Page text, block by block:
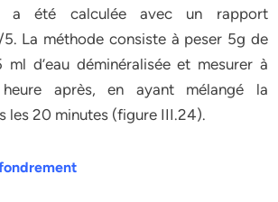
a été calculée avec un rapport
La méthode consiste à peser 5g de
d’eau déminéralisée et mesurer à
heure après, en ayant mélangé la
les 20 minutes (figure III.24).